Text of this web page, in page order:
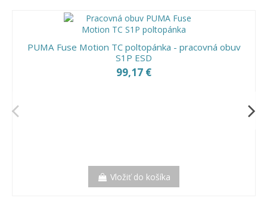
PUMA Fuse Motion TC poltopánka - pracovná obuv
S1P ESD
99,17 €
Vložiť do košíka